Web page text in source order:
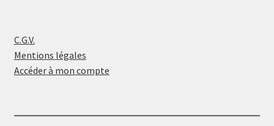
C.G.V.
Mentions légales
Accéder à mon compte